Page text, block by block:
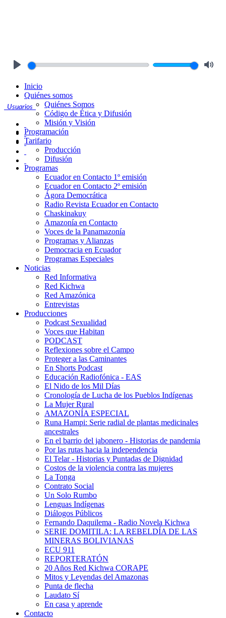
Usuarios
Inicio
Quiénes somos
Quiénes Somos
Código de Ética y Difusión
Misión y Visión
Programación
Tarifario
Producción
Difusión
Programas
Ecuador en Contacto 1º emisión
Ecuador en Contacto 2º emisión
Ágora Democrática
Radio Revista Ecuador en Contacto
Chaskinakuy
Amazonía en Contacto
Voces de la Panamazonía
Programas y Alianzas
Democracia en Ecuador
Programas Especiales
Noticias
Red Informativa
Red Kichwa
Red Amazónica
Entrevistas
Producciones
Podcast Sexualidad
Voces que Habitan
PODCAST
Reflexiones sobre el Campo
Proteger a las Caminantes
En Shorts Podcast
Educación Radiofónica - EAS
El Nido de los Mil Días
Cronología de Lucha de los Pueblos Indígenas
La Mujer Rural
AMAZONÍA ESPECIAL
Runa Hampi: Serie radial de plantas medicinales
ancestrales
En el barrio del jabonero - Historias de pandemia
Por las rutas hacia la independencia
El Telar - Historias y Puntadas de Dignidad
Costos de la violencia contra las mujeres
La Tonga
Contrato Social
Un Solo Rumbo
Lenguas Indígenas
Diálogos Públicos
Fernando Daquilema - Radio Novela Kichwa
SERIE DOMITILA: LA REBELDÍA DE LAS
MINERAS BOLIVIANAS
ECU 911
REPORTERATÓN
20 Años Red Kichwa CORAPE
Mitos y Leyendas del Amazonas
Punta de flecha
Laudato Sí
En casa y aprende
Contacto